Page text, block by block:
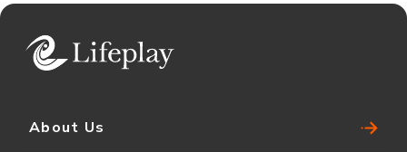
About Us